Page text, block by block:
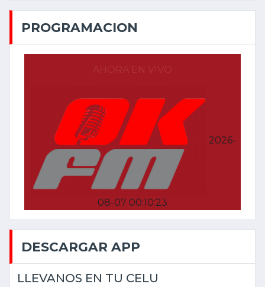
PROGRAMACION
AHORA EN VIVO
2026-
08-07 00:10:23
DESCARGAR APP
LLEVANOS EN TU CELU